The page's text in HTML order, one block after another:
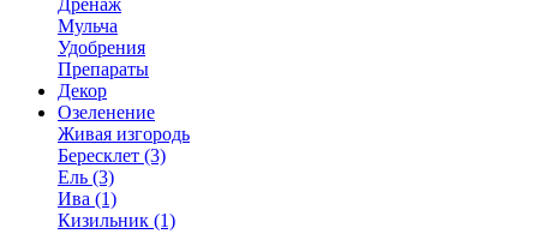
Дренаж
Мульча
Удобрения
Препараты
Декор
Озеленение
Живая изгородь
Бересклет (3)
Ель (3)
Ива (1)
Кизильник (1)